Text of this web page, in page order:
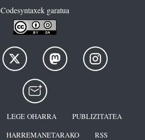
Codesyntaxek garatua
LEGE OHARRA
PUBLIZITATEA
HARREMANETARAKO RSS